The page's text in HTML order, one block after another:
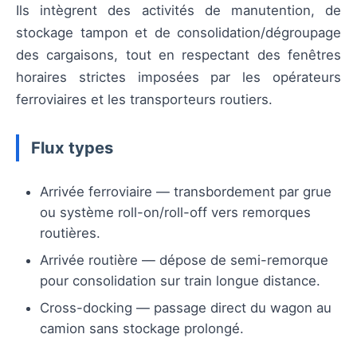
Ils intègrent des activités de manutention, de
stockage tampon et de consolidation/dégroupage
des cargaisons, tout en respectant des fenêtres
horaires strictes imposées par les opérateurs
ferroviaires et les transporteurs routiers.
Flux types
Arrivée ferroviaire — transbordement par grue
ou système roll-on/roll-off vers remorques
routières.
Arrivée routière — dépose de semi-remorque
pour consolidation sur train longue distance.
Cross-docking — passage direct du wagon au
camion sans stockage prolongé.